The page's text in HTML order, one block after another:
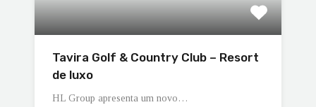
Tavira Golf & Country Club – Resort
de luxo
HL Group apresenta um novo…